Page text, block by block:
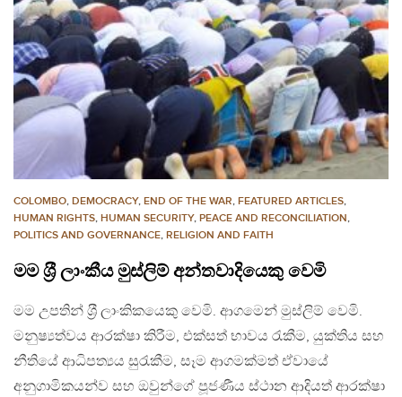
COLOMBO, DEMOCRACY, END OF THE WAR, FEATURED ARTICLES,
HUMAN RIGHTS, HUMAN SECURITY, PEACE AND RECONCILIATION,
POLITICS AND GOVERNANCE, RELIGION AND FAITH
මම ශ‍්‍රී ලාංකීය මුස්ලිම් අන්තවාදියෙකු වෙමි
මම උපතින් ශ‍්‍රී ලාංකිකයෙකු වෙමි. ආගමෙන් මුස්ලිම් වෙමි.
මනුෂ්‍යත්වය ආරක්ෂා කිරීම, එක්සත් භාවය රැකීම, යුක්තිය සහ
නීතියේ ආධිපත්‍යය සුරැකීම, සෑම ආගමක්මත් ඒවායේ
අනුගාමිකයන්ව සහ ඔවුන්ගේ පූජණීය ස්ථාන ආදියත් ආරක්ෂා